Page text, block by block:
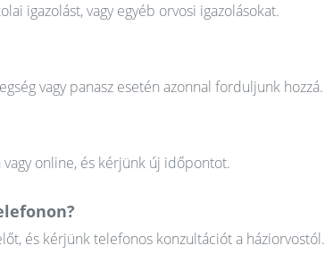
igazolást, vagy egyéb orvosi igazolásokat.
vagy panasz esetén azonnal forduljunk hozzá.
online, és kérjünk új időpontot.
és kérjünk telefonos konzultációt a háziorvostól.